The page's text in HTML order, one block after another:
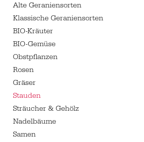
Alte Geraniensorten
Klassische Geraniensorten
BIO-Kräuter
BIO-Gemüse
Obstpflanzen
Rosen
Gräser
Stauden
Sträucher & Gehölz
Nadelbäume
Samen